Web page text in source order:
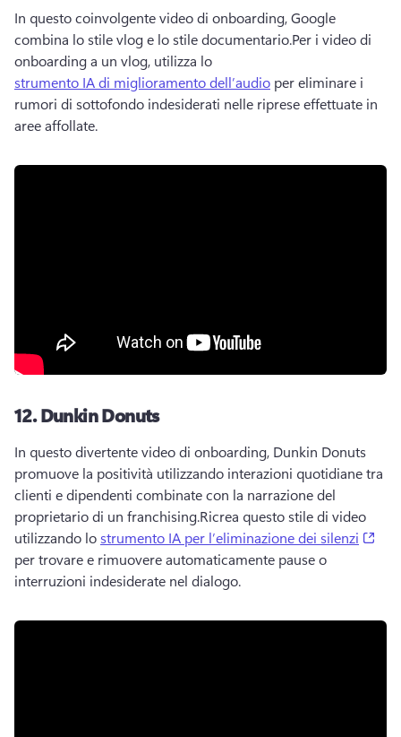
In questo coinvolgente video di onboarding, Google
combina lo stile vlog e lo stile documentario.Per i video di
onboarding a un vlog, utilizza lo
strumento IA di miglioramento dell’audio per eliminare i
rumori di sottofondo indesiderati nelle riprese effettuate in
aree affollate.
12.Dunkin Donuts
In questo divertente video di onboarding, Dunkin Donuts
promuove la positività utilizzando interazioni quotidiane tra
clienti e dipendenti combinate con la narrazione del
proprietario di un franchising.Ricrea questo stile di video
utilizzando lo strumento IA per l’eliminazione dei silenzi
per trovare e rimuovere automaticamente pause o
interruzioni indesiderate nel dialogo.